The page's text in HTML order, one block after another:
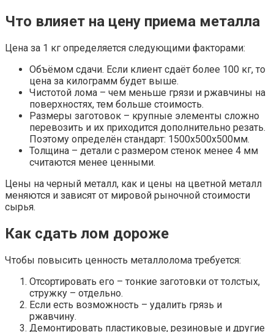
Что влияет на цену приема металла
Цена за 1 кг определяется следующими факторами:
Объёмом сдачи. Если клиент сдаёт более 100 кг, то
цена за килограмм будет выше.
Чистотой лома – чем меньше грязи и ржавчины на
поверхностях, тем больше стоимость.
Размеры заготовок – крупные элементы сложно
перевозить и их приходится дополнительно резать.
Поэтому определён стандарт: 1500х500х500мм.
Толщина – детали с размером стенок менее 4 мм
считаются менее ценными.
Цены на черный металл, как и цены на цветной металл
меняются и зависят от мировой рыночной стоимости
сырья.
Как сдать лом дороже
Чтобы повысить ценность металлолома требуется:
Отсортировать его – тонкие заготовки от толстых,
стружку – отдельно.
Если есть возможность – удалить грязь и
ржавчину.
Демонтировать пластиковые, резиновые и другие